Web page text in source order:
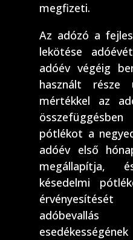
megfizeti.
Az adózó a
lekötése
adóév végéig
használt
mértékkel az
pótlékot a
adóév első
megállapítja,
késedelmi